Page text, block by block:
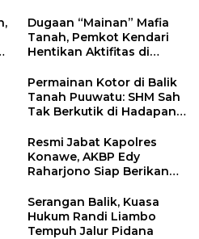
Dugaan “Mainan” Mafia
Tanah, Pemkot Kendari
Hentikan Aktifitas di
Permainan Kotor di Balik
Tanah Puuwatu: SHM Sah
Tak Berkutik di Hadapan
Resmi Jabat Kapolres
Konawe, AKBP Edy
Raharjono Siap Berikan
Serangan Balik, Kuasa
Hukum Randi Liambo
Tempuh Jalur Pidana